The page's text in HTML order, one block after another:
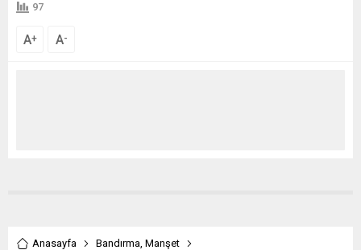
97
A+ A-
Anasayfa Bandırma Manşet